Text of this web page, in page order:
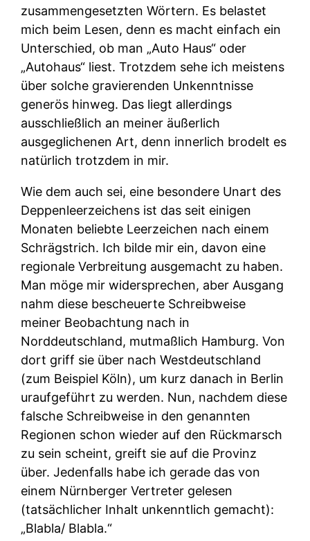
zusammengesetzten Wörtern. Es belastet
mich beim Lesen, denn es macht einfach ein
Unterschied, ob man „Auto Haus“ oder
„Autohaus“ liest. Trotzdem sehe ich meistens
über solche gravierenden Unkenntnisse
generös hinweg. Das liegt allerdings
ausschließlich an meiner äußerlich
ausgeglichenen Art, denn innerlich brodelt es
natürlich trotzdem in mir.
Wie dem auch sei, eine besondere Unart des
Deppenleerzeichens ist das seit einigen
Monaten beliebte Leerzeichen nach einem
Schrägstrich. Ich bilde mir ein, davon eine
regionale Verbreitung ausgemacht zu haben.
Man möge mir widersprechen, aber Ausgang
nahm diese bescheuerte Schreibweise
meiner Beobachtung nach in
Norddeutschland, mutmaßlich Hamburg. Von
dort griff sie über nach Westdeutschland
(zum Beispiel Köln), um kurz danach in Berlin
uraufgeführt zu werden. Nun, nachdem diese
falsche Schreibweise in den genannten
Regionen schon wieder auf den Rückmarsch
zu sein scheint, greift sie auf die Provinz
über. Jedenfalls habe ich gerade das von
einem Nürnberger Vertreter gelesen
(tatsächlicher Inhalt unkenntlich gemacht):
„Blabla/ Blabla.“